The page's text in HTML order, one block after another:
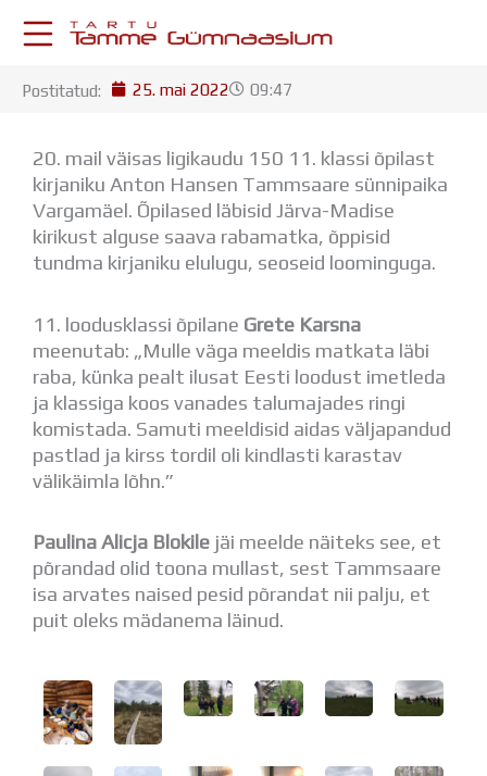
KESKKONNAD
Postkast
Drive
Tamme TV
Tamme Leht
Kooliraadio
ÕPPETÖÖ
Tunniplaan
Aastaplaan
Õppekava
Ainepassid
Huviringid
Õpilastööd (UPT)
Projektid
ÜLDINFO
Sisseastumine
Meie kool
Uudised
Lapsevanemale
Vilistlastele
Toitlustamine
Postitatud: 25. mai 2022 09:47
20. mail väisas ligikaudu 150 11. klassi õpilast
kirjaniku Anton Hansen Tammsaare sünnipaika
Vargamäel. Õpilased läbisid Järva-Madise
kirikust alguse saava rabamatka, õppisid
tundma kirjaniku elulugu, seoseid loominguga.
11. loodusklassi õpilane Grete Karsna
meenutab: „Mulle väga meeldis matkata läbi
raba, künka pealt ilusat Eesti loodust imetleda
ja klassiga koos vanades talumajades ringi
komistada. Samuti meeldisid aidas väljapandud
pastlad ja kirss tordil oli kindlasti karastav
välikäimla lõhn.”
Paulina Alicja Blokile jäi meelde näiteks see, et
põrandad olid toona mullast, sest Tammsaare
isa arvates naised pesid põrandat nii palju, et
puit oleks mädanema läinud.